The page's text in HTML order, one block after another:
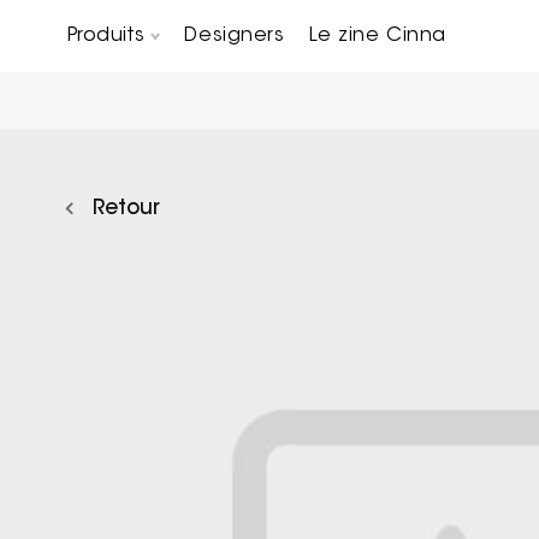
Produits Designers Le zine Cinna
Retour